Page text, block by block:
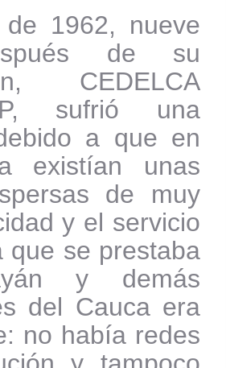
1962, nueve
de su
CEDELCA
sufrió una
a que en
existían unas
de muy
y el servicio
que se prestaba
y demás
del Cauca era
no había redes